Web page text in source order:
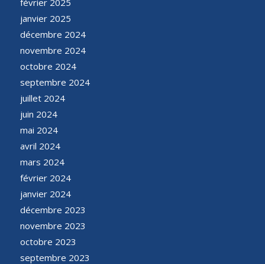
janvier 2025
décembre 2024
novembre 2024
octobre 2024
septembre 2024
juillet 2024
juin 2024
mai 2024
avril 2024
mars 2024
février 2024
janvier 2024
décembre 2023
novembre 2023
octobre 2023
septembre 2023